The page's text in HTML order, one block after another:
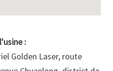
:
Golden Laser, route